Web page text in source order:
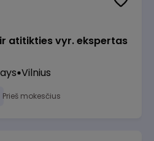
atitikties vyr. ekspertas
Vilnius
Prieš mokesčius